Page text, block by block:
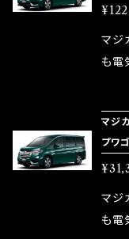
品化
果・
発揮
ドリ
など
モー
品化
ます。 1.溶接回路であるため、配線と比較
が大
中に
ズが
ヒュ
果・
発揮
ドリ
マジ
も電
メ！
ター
体感
リッ
はこ
マジ
プ
マジ
も電